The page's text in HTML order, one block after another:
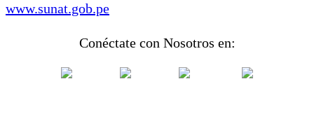
www.sunat.gob.pe
Conéctate con Nosotros en: